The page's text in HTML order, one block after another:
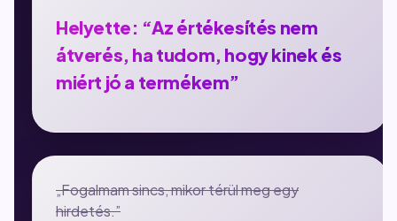
Helyette: “Az értékesítés nem
átverés, ha tudom, hogy kinek és
miért jó a termékem”
„Fogalmam sincs, mikor térül meg egy
hirdetés.”